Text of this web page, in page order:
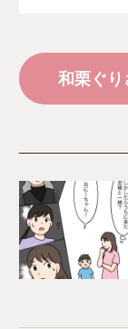
和栗ぐ